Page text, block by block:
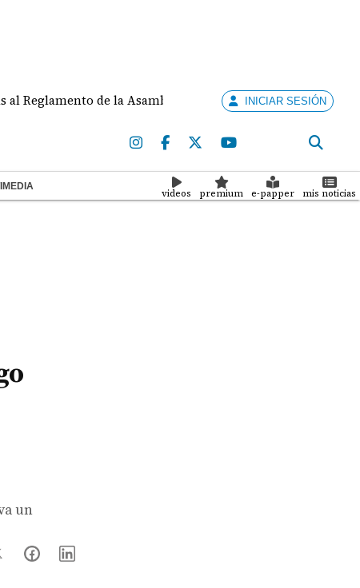
de la Asamblea por asignar ejecución de obras a
INICIAR SESIÓN
videos premium e-papper mis noticias
un